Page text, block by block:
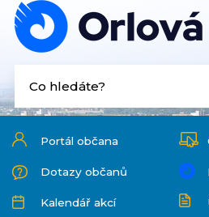
Portál občana
Dotazy občanů
Kalendář akcí